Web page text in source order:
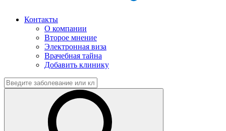
Контакты
О компании
Второе мнение
Электронная виза
Врачебная тайна
Добавить клинику